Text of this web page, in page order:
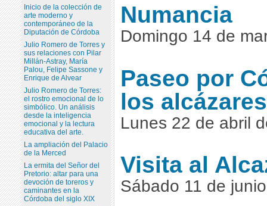
Numancia
Domingo 14 de
Paseo por
los alcázares
Lunes 22 de abril
Visita al
Sábado 11 de
Inicio de la colección de
arte moderno y
contemporáneo de la
Diputación de Córdoba
Julio Romero de Torres y
sus relaciones con Pilar
Millán-Astray, María
Palou, Felipe Sassone y
Enrique de Alvear
Julio Romero de Torres:
el rostro emocional de lo
simbólico. Un análisis
desde la inteligencia
emocional y la lectura
educativa del arte.
La ampliación del Palacio
de la Merced
La ermita del Señor del
Pretorio: altar para una
devoción de toreros y
caminantes en la
Córdoba del siglo XIX